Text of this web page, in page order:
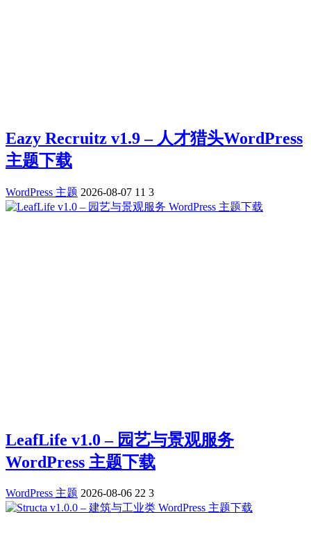
Eazy Recruitz v1.9 – 人才猎头WordPress
主题下载
WordPress 主题 2026-08-07 11 3
LeafLife v1.0 – 园艺与景观服务
WordPress 主题下载
WordPress 主题 2026-08-06 22 3